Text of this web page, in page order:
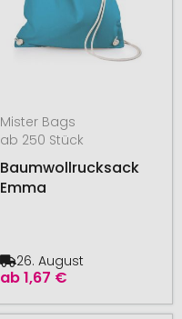
Mister Bags
ab 250 Stück
Baumwollrucksack
Emma
ab1,67 €
26. August